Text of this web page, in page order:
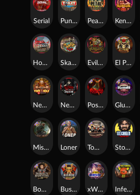
Nexus Blood & Shadow
Nexus Fire In The Hole xBomb
Home of the Brave Skate or Die
Stockholm Syndrome
Loner
Kenneth Must Die
Tombstone No Mercy
xWays Hoarder 2
Bounty Hunters xNudge®
El Pasa Gunfight xNudge
Evil Goblins xBomb
Gluttony
Serial Punk Toilet
Possessed
Pearl Harbor
Infectious 5 xWays
Misery Mining
Bushido Way xNudge